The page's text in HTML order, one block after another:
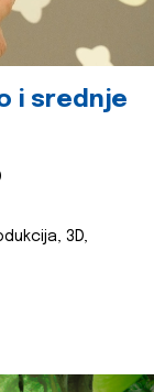
i srednje
3D,